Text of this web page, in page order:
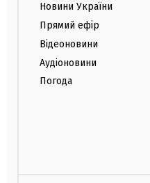
Новини України
Прямий ефір
Відеоновини
Аудіоновини
Погода